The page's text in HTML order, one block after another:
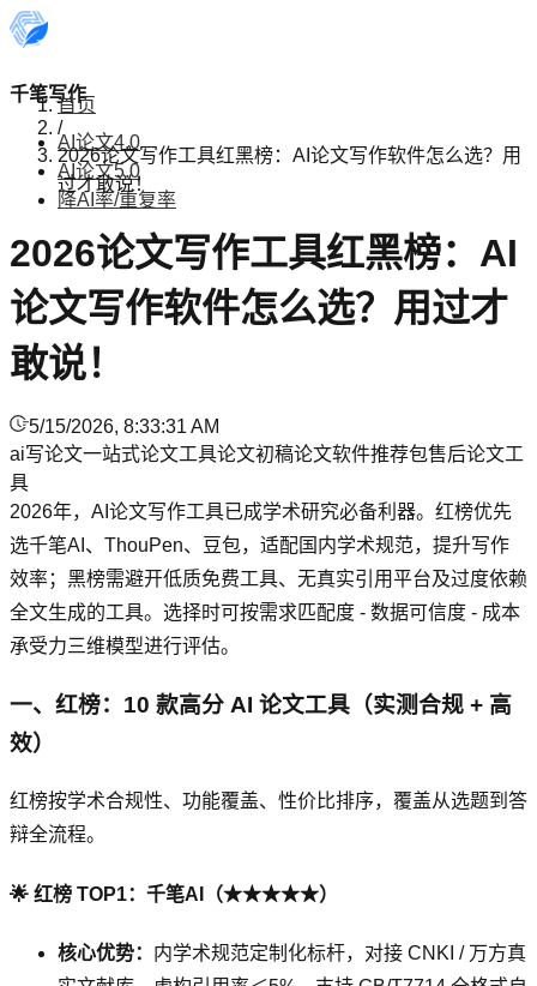
千笔写作
AI论文4.0
AI论文5.0
降AI率/重复率
首页
/
2026论文写作工具红黑榜：AI论文写作软件怎么选？用
过才敢说！
2026论文写作工具红黑榜：AI
论文写作软件怎么选？用过才
敢说！
5/15/2026, 8:33:31 AM
ai写论文一站式论文工具论文初稿论文软件推荐包售后论文工
具
2026年，AI论文写作工具已成学术研究必备利器。红榜优先
选千笔AI、ThouPen、豆包，适配国内学术规范，提升写作
效率；黑榜需避开低质免费工具、无真实引用平台及过度依赖
全文生成的工具。选择时可按需求匹配度 - 数据可信度 - 成本
承受力三维模型进行评估。
一、红榜：10 款高分 AI 论文工具（实测合规 + 高
效）
红榜按学术合规性、功能覆盖、性价比排序，覆盖从选题到答
辩全流程。
🌟 红榜 TOP1：千笔AI（★★★★★）
核心优势： 内学术规范定制化标杆，对接 CNKI / 万方真